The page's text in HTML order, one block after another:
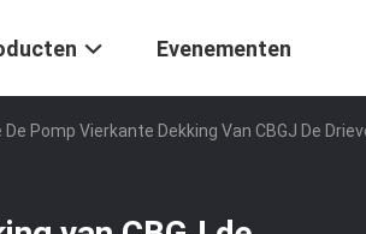
Evenementen
De Pomp Vierkante Dekking Van CBGJ De